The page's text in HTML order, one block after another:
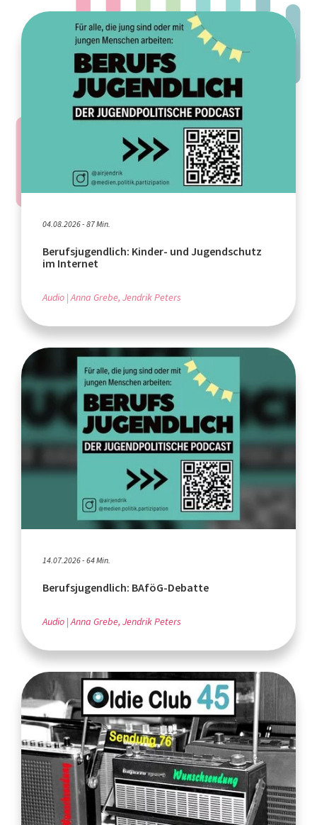
04.08.2026 - 87 Min.
Berufsjugendlich: Kinder- und Jugendschutz
im Internet
Audio Anna Grebe, Jendrik Peters
14.07.2026 - 64 Min.
Berufsjugendlich: BAföG-Debatte
Audio Anna Grebe, Jendrik Peters